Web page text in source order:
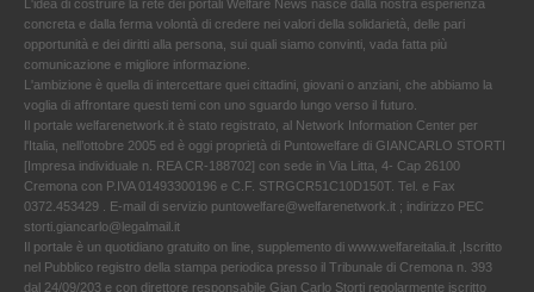
L'idea di costruire la rete dei portali Welfare News nasce dalla nostra esperienza
concreta e dalla ferma volontà di credere nei valori della solidarietà, delle pari
opportunità e dei diritti alla persona, sui quali siamo convinti, vada fatta più
comunicazione e migliore informazione.
L'ambizione è quella di intercettare quei cittadini, giovani o anziani, che abbiamo la
voglia di affrontare questi temi con uno sguardo lungo verso il futuro.
Il portale welfarenetwork.it è stato registrato, al Network Information Center per
l'Italia, nell’ottobre 2005 ed è oggi proprietà di Puntowelfare di GIANCARLO STORTI
[Impresa individuale n. REA CR-188702] con sede in Via Litta, 4- Cap 26100
Cremona con P.IVA 01493300196 e C.F. STRGCR51C10D150T. Tel. e Fax
0372.453429 . E-mail di servizio puntowelfare@welfarenetwork.it ; indirizzo PEC
storti.giancarlo@legalmail.it
Il portale è un quotidiano gratuito on line, supplemento di www.welfareitalia.it ,Iscritto
nel Pubblico registro della stampa periodica presso il Tribunale di Cremona n. 393
dal 24/09/203 e con direttore responsabile Gian Carlo Storti regolarmente iscritto